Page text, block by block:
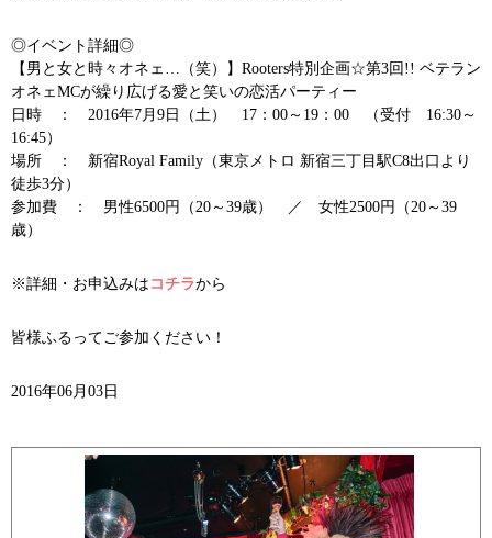
◎イベント詳細◎
【男と女と時々オネェ…（笑）】Rooters特別企画☆第3回!! ベテラン
オネェMCが繰り広げる愛と笑いの恋活パーティー
日時 ： 2016年7月9日（土） 17：00～19：00 （受付 16:30～
16:45）
場所 ： 新宿Royal Family（東京メトロ 新宿三丁目駅C8出口より
徒歩3分）
参加費 ： 男性6500円（20～39歳） ／ 女性2500円（20～39
歳）
※詳細・お申込みは コチラから
皆様ふるってご参加ください！
2016年06月03日